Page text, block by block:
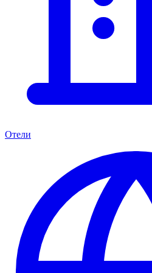
Отели